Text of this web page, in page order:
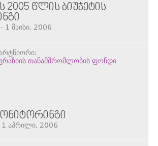
2005 ᲬᲚᲘᲡ ᲑᲘᲣᲯᲔᲢᲘᲡ
1 მაისი, 2006
თანამშრომლობის ფონდი
1 აპრილი, 2006